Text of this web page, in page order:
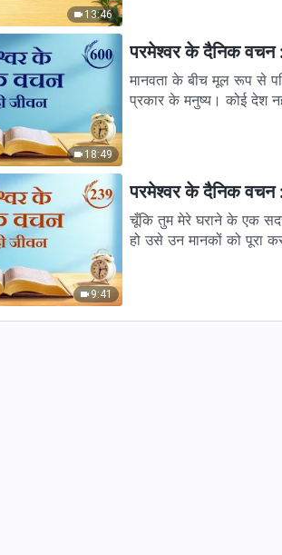
13:46
18:49
परमेश्वर के दैनिक
मानवता के बीच मूल रूप से
प्रकार के मनुष्य। कोई देश
9:41
परमेश्वर के दैनिक
चूँकि तुम मेरे घराने के एक
हो उसे उन मानकों को पूरा